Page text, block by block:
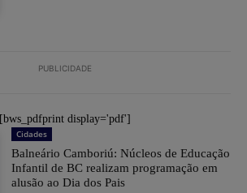
PUBLICIDADE
[bws_pdfprint display='pdf']
Cidades
Balneário Camboriú: Núcleos de Educação
Infantil de BC realizam programação em
alusão ao Dia dos Pais